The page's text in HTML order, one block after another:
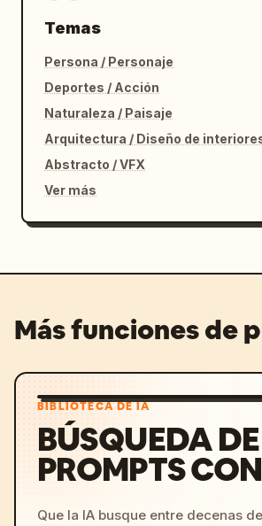
Temas
Persona / Personaje
Deportes / Acción
Naturaleza / Paisaje
Arquitectura / Diseño de
Abstracto / VFX
Ver más
Más funciones de
BIBLIOTECA DE IA
BÚSQUEDA DE
PROMPTS
Que la IA busque entre decenas